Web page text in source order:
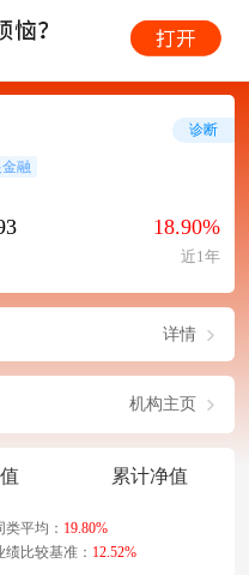
融
18.90%
近1年
诊断
详情
机构主页
累计净值
类平均： 19.80%
绩比较基准： 12.52%